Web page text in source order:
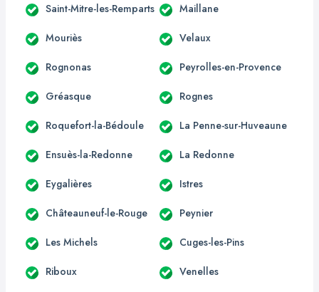
Saint-Mitre-les-Remparts Maillane
Mouriès Velaux
Rognonas Peyrolles-en-Provence
Gréasque Rognes
Roquefort-la-Bédoule La Penne-sur-Huveaune
Ensuès-la-Redonne La Redonne
Eygalières Istres
Châteauneuf-le-Rouge Peynier
Les Michels Cuges-les-Pins
Riboux Venelles